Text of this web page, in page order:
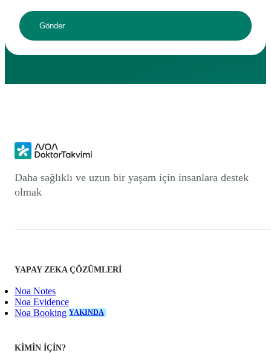
Daha sağlıklı ve uzun bir yaşam için insanlara destek
olmak
YAPAY ZEKA ÇÖZÜMLERI
Noa Notes
Noa Evidence
Noa Booking YAKINDA
KIMIN IÇIN?